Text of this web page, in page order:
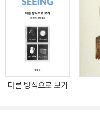
가들의 영향만 받은 것은 아니
설 『여기, 우리 만나는 곳』
이 어린 시절 다닌 기숙학교
나눈다. 그는 실제로 존 버거
프랑스어로 ‘안내인’이라는
하는 이유다. 「이야기꾼」에
준 이야기하기 방식을 분석하
다른 방식으로 보기